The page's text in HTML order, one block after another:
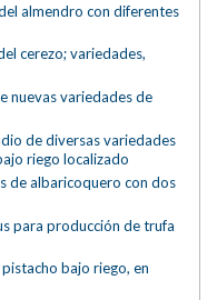
almendro con diferentes
cerezo; variedades,
nuevas variedades de
de diversas variedades
riego localizado
de albaricoquero con dos
para producción de trufa
bajo riego, en